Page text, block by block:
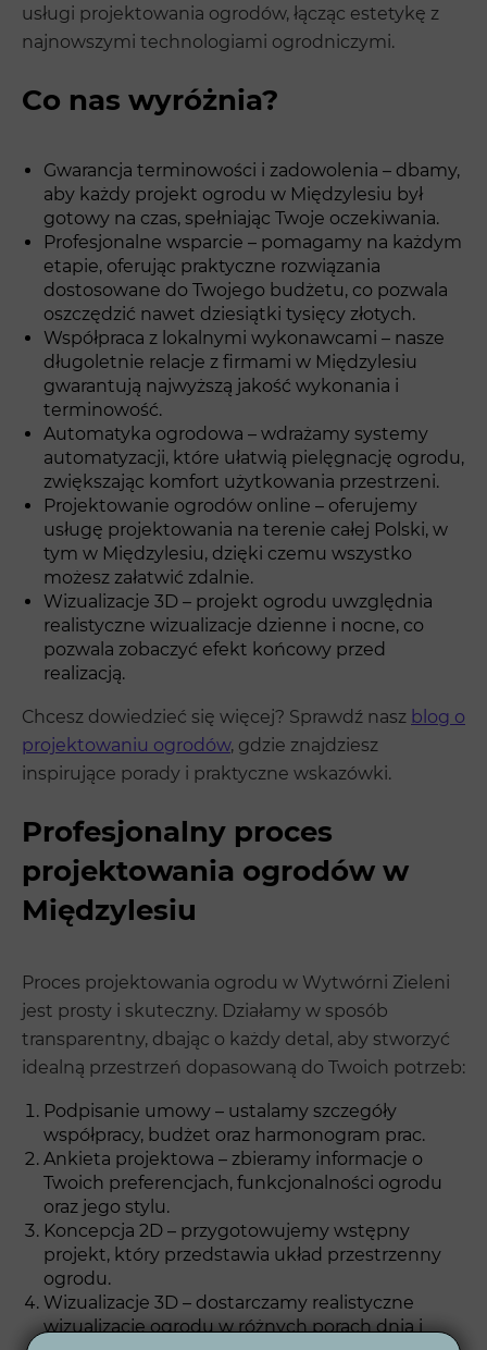
usługi projektowania ogrodów, łącząc estetykę z
najnowszymi technologiami ogrodniczymi.
Co nas wyróżnia?
Gwarancja terminowości i zadowolenia – dbamy,
aby każdy projekt ogrodu w Międzylesiu był
gotowy na czas, spełniając Twoje oczekiwania.
Profesjonalne wsparcie – pomagamy na każdym
etapie, oferując praktyczne rozwiązania
dostosowane do Twojego budżetu, co pozwala
oszczędzić nawet dziesiątki tysięcy złotych.
Współpraca z lokalnymi wykonawcami – nasze
długoletnie relacje z firmami w Międzylesiu
gwarantują najwyższą jakość wykonania i
terminowość.
Automatyka ogrodowa – wdrażamy systemy
automatyzacji, które ułatwią pielęgnację ogrodu,
zwiększając komfort użytkowania przestrzeni.
Projektowanie ogrodów online – oferujemy
usługę projektowania na terenie całej Polski, w
tym w Międzylesiu, dzięki czemu wszystko
możesz załatwić zdalnie.
Wizualizacje 3D – projekt ogrodu uwzględnia
realistyczne wizualizacje dzienne i nocne, co
pozwala zobaczyć efekt końcowy przed
realizacją.
Chcesz dowiedzieć się więcej? Sprawdź nasz blog o
projektowaniu ogrodów, gdzie znajdziesz
inspirujące porady i praktyczne wskazówki.
Profesjonalny proces
projektowania ogrodów w
Międzylesiu
Proces projektowania ogrodu w Wytwórni Zieleni
jest prosty i skuteczny. Działamy w sposób
transparentny, dbając o każdy detal, aby stworzyć
idealną przestrzeń dopasowaną do Twoich potrzeb:
Podpisanie umowy – ustalamy szczegóły
współpracy, budżet oraz harmonogram prac.
Ankieta projektowa – zbieramy informacje o
Twoich preferencjach, funkcjonalności ogrodu
oraz jego stylu.
Koncepcja 2D – przygotowujemy wstępny
projekt, który przedstawia układ przestrzenny
ogrodu.
Wizualizacje 3D – dostarczamy realistyczne
wizualizacje ogrodu w różnych porach dnia i